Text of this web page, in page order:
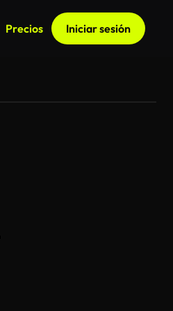
Precios Iniciar sesión